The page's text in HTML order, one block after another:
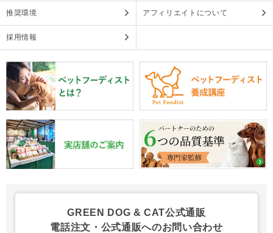
推奨環境 アフィリエイトについて
採用情報
GREEN DOG & CAT公式通販
電話注文・公式通販へのお問い合わせ